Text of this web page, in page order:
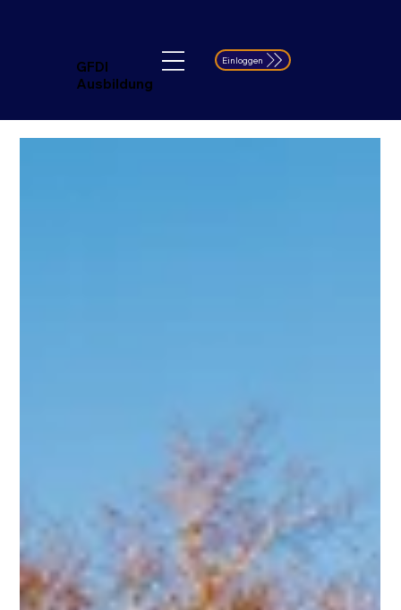
GFDI
Ausbildung
Einloggen